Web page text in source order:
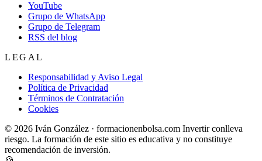
YouTube
Grupo de WhatsApp
Grupo de Telegram
RSS del blog
LEGAL
Responsabilidad y Aviso Legal
Política de Privacidad
Términos de Contratación
Cookies
© 2026 Iván González · formacionenbolsa.com Invertir conlleva
riesgo. La formación de este sitio es educativa y no constituye
recomendación de inversión.